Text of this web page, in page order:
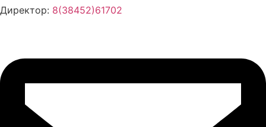
Директор: 8(38452)61702